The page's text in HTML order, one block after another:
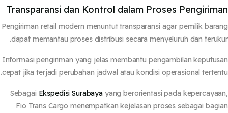
Transparansi dan Kontrol dalam Proses
Pengiriman retail modern menuntut transparansi agar pemilik
dapat memantau proses distribusi secara menyeluruh dan
Informasi pengiriman yang jelas membantu pengambilan
cepat jika terjadi perubahan jadwal atau kondisi operasional
SebagaiEkspedisi Surabayayang berorientasi pada
Fio Trans Cargo menempatkan kejelasan proses sebagai